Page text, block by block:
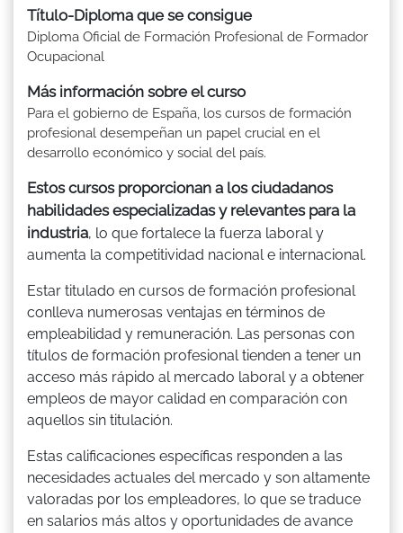
Título-Diploma que se consigue
Diploma Oficial de Formación Profesional de Formador
Ocupacional
Más información sobre el curso
Para el gobierno de España, los cursos de formación
profesional desempeñan un papel crucial en el
desarrollo económico y social del país.
Estos cursos proporcionan a los ciudadanos
habilidades especializadas y relevantes para la
industria, lo que fortalece la fuerza laboral y
aumenta la competitividad nacional e internacional.
Estar titulado en cursos de formación profesional
conlleva numerosas ventajas en términos de
empleabilidad y remuneración. Las personas con
títulos de formación profesional tienden a tener un
acceso más rápido al mercado laboral y a obtener
empleos de mayor calidad en comparación con
aquellos sin titulación.
Estas calificaciones específicas responden a las
necesidades actuales del mercado y son altamente
valoradas por los empleadores, lo que se traduce
en salarios más altos y oportunidades de avance